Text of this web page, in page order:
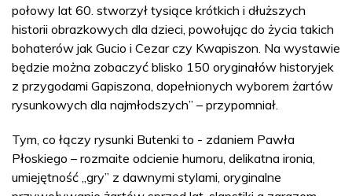
połowy lat 60. stworzył tysiące krótkich i dłuższych
historii obrazkowych dla dzieci, powołując do życia takich
bohaterów jak Gucio i Cezar czy Kwapiszon. Na wystawie
będzie można zobaczyć blisko 150 oryginałów historyjek
z przygodami Gapiszona, dopełnionych wyborem żartów
rysunkowych dla najmłodszych” – przypomniał.
Tym, co łączy rysunki Butenki to - zdaniem Pawła
Płoskiego – rozmaite odcienie humoru, delikatna ironia,
umiejętność „gry” z dawnymi stylami, oryginalne